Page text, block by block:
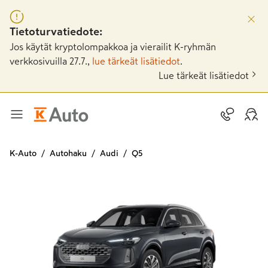
Tietoturvatiedote:
Jos käytät kryptolompakkoa ja vierailit K-ryhmän
verkkosivuilla 27.7.,
lue tärkeät lisätiedot
Lue tärkeät lisätiedot
K-Auto Autohaku Audi Q5